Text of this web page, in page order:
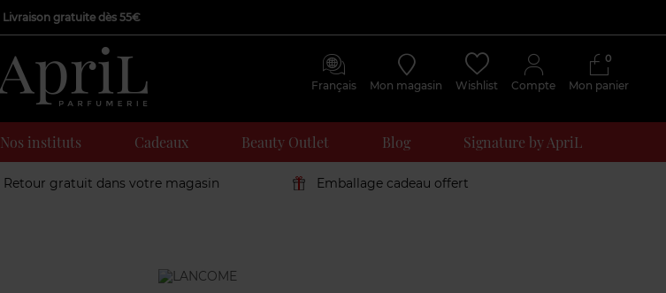
Livraison gratuite dès 55€
Français Mon magasin Wishlist Compte Mon panier
0
Nos instituts Cadeaux Beauty Outlet Blog Signature by ApriL
Retour gratuit dans votre magasin Emballage cadeau offert
Marque